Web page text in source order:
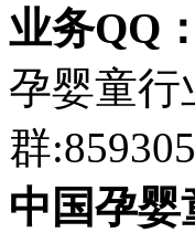
业务QQ
孕婴童行
群
中国孕婴